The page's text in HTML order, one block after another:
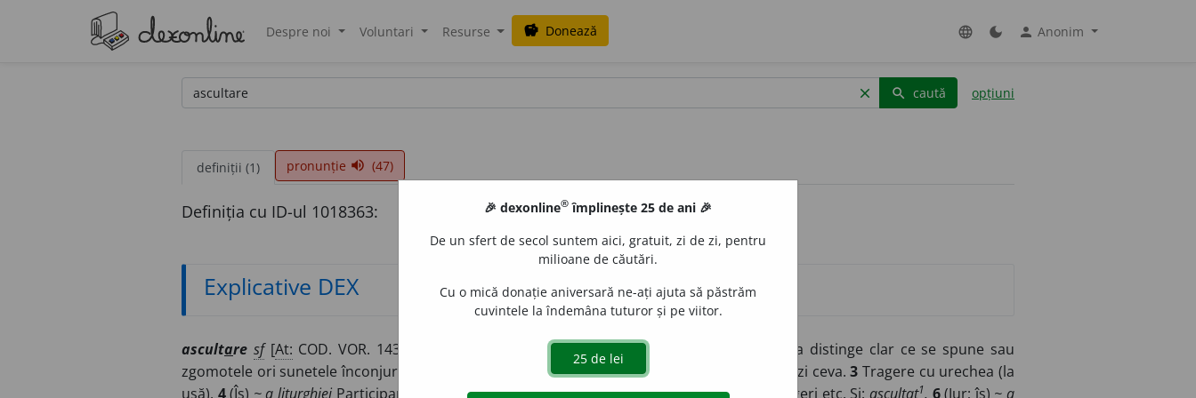
Despre noi Voluntari Resurse savings Donează language dark_mode person Anonim
clear search caută opțiuni
definiții (1) pronunție volume_up (47)
Definiția cu ID-ul 1018363:
Explicative DEX
ascultare sf[At: COD. VOR. 143/12 / asculta]1Încordare a auzului pentru a distinge clar ce se spune sau
zgomotele ori sunetele înconjurătoare
ascultătură(1).2Ciulire a urechilor spre a auzi ceva.3 Tragere cu urechea (la
ușă). 4(Îs) ~ a liturghiei Participarea la slujba bisericească.5(Pfm) Audiere de cursuri, prelegeri etc. Si: ascultat1. 6(Jur;îs) ~ a
🎉 dexonline® împlinește 25 de ani 🎉
De un sfert de secol suntem aici, gratuit, zi de zi, pentru
milioane de căutări.
Cu o mică donație aniversară ne-ați ajuta să păstrăm
cuvintele la îndemâna tuturor și pe viitor.